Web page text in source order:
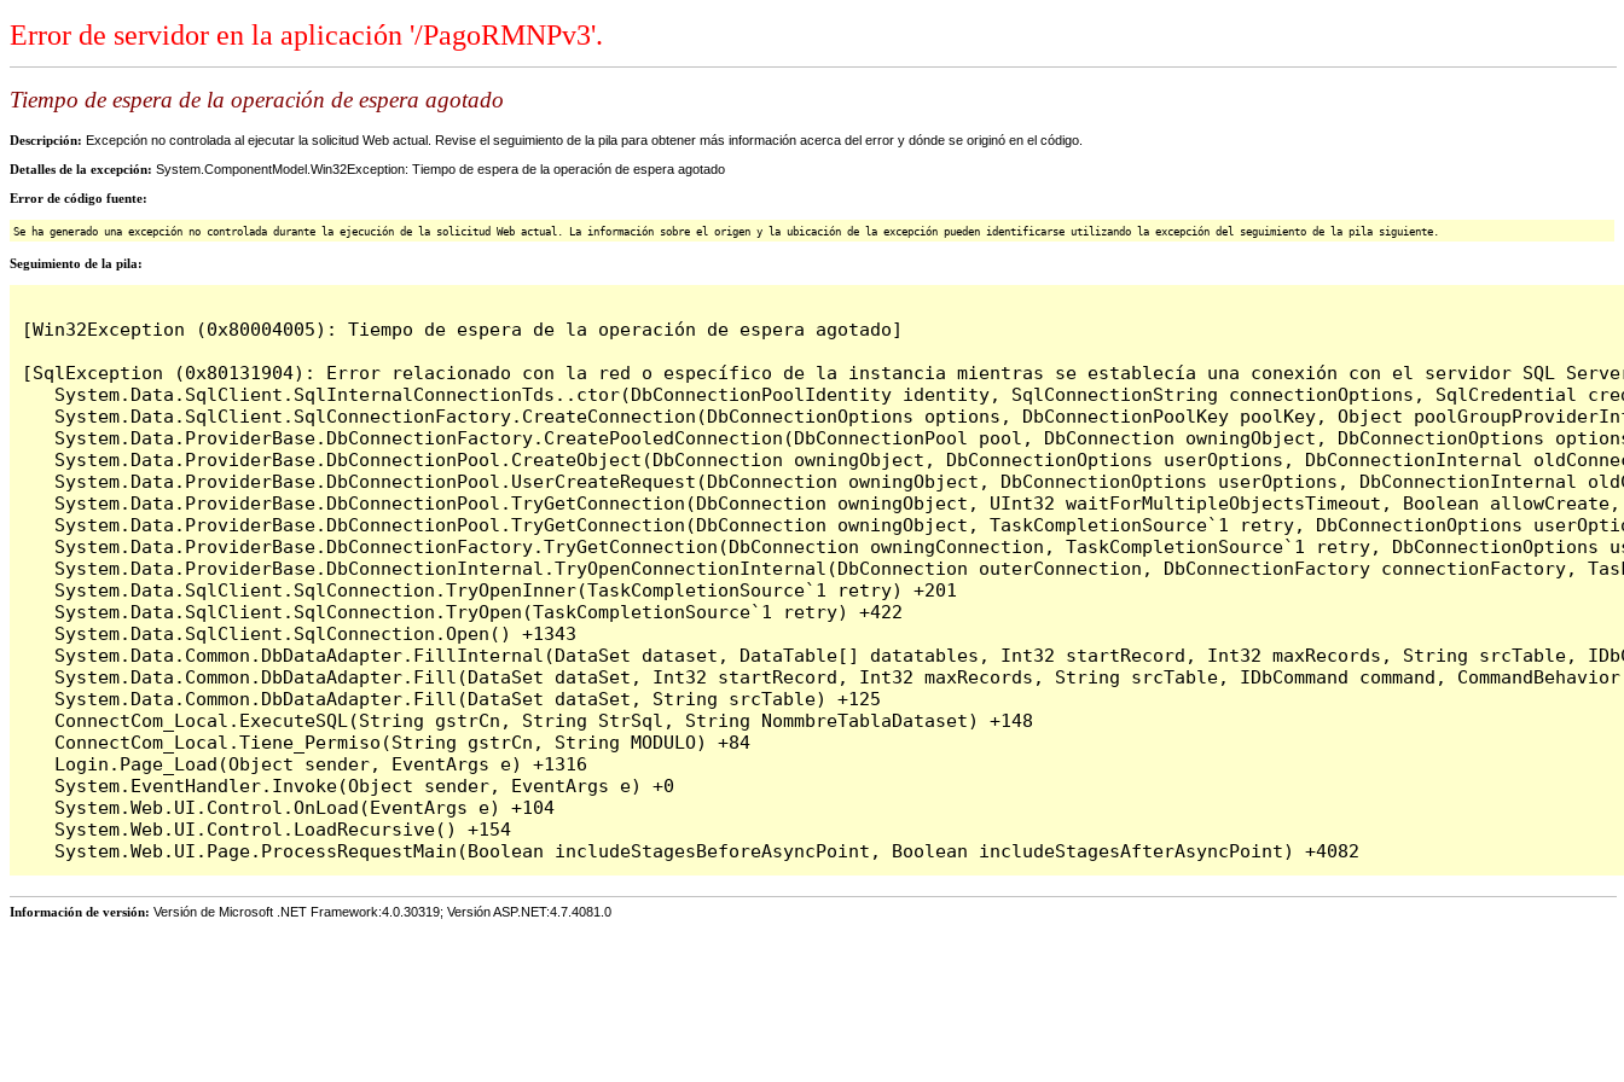
Error de servidor en la aplicación '/PagoRMNPv3'.
Tiempo de espera de la operación de espera agotado
Descripción: Excepción no controlada al ejecutar la solicitud Web actual. Revise el seguimiento de la pila para obtener más información acerca del error y dónde se originó en el código.
Detalles de la excepción: System.ComponentModel.Win32Exception: Tiempo de espera de la operación de espera agotado
Error de código fuente:
Se ha generado una excepción no controlada durante la ejecución de la solicitud Web actual. La información sobre el origen y la ubicación de la excepción pueden identificarse utilizando la excepción del seguimiento de la pila siguiente.
Seguimiento de la pila:
[Win32Exception (0x80004005): Tiempo de espera de la operación de espera agotado]
[SqlException (0x80131904): Error relacionado con la red o específico de la instancia mientras se establecía una conexión con el servidor SQL
System.Data.SqlClient.SqlInternalConnectionTds..ctor(DbConnectionPoolIdentity identity, SqlConnectionString connectionOptions, SqlCredential
System.Data.SqlClient.SqlConnectionFactory.CreateConnection(DbConnectionOptions options, DbConnectionPoolKey poolKey, Object
System.Data.ProviderBase.DbConnectionFactory.CreatePooledConnection(DbConnectionPool pool, DbConnection owningObject, DbConnectionOptions
System.Data.ProviderBase.DbConnectionPool.CreateObject(DbConnection owningObject, DbConnectionOptions userOptions, DbConnectionInternal
System.Data.ProviderBase.DbConnectionPool.UserCreateRequest(DbConnection owningObject, DbConnectionOptions userOptions, DbConnectionInternal
System.Data.ProviderBase.DbConnectionPool.TryGetConnection(DbConnection owningObject, UInt32 waitForMultipleObjectsTimeout, Boolean
System.Data.ProviderBase.DbConnectionPool.TryGetConnection(DbConnection owningObject, TaskCompletionSource`1 retry, DbConnectionOptions
System.Data.ProviderBase.DbConnectionFactory.TryGetConnection(DbConnection owningConnection, TaskCompletionSource`1 retry,
System.Data.ProviderBase.DbConnectionInternal.TryOpenConnectionInternal(DbConnection outerConnection, DbConnectionFactory connectionFactory,
   System.Data.SqlClient.SqlConnection.TryOpenInner(TaskCompletionSource`1 retry) +201
   System.Data.SqlClient.SqlConnection.TryOpen(TaskCompletionSource`1 retry) +422
   System.Data.SqlClient.SqlConnection.Open() +1343
System.Data.Common.DbDataAdapter.FillInternal(DataSet dataset, DataTable[] datatables, Int32 startRecord, Int32 maxRecords, String srcTable,
System.Data.Common.DbDataAdapter.Fill(DataSet dataSet, Int32 startRecord, Int32 maxRecords, String srcTable, IDbCommand command,
   System.Data.Common.DbDataAdapter.Fill(DataSet dataSet, String srcTable) +125
   ConnectCom_Local.ExecuteSQL(String gstrCn, String StrSql, String NommbreTablaDataset) +148
   ConnectCom_Local.Tiene_Permiso(String gstrCn, String MODULO) +84
   Login.Page_Load(Object sender, EventArgs e) +1316
   System.EventHandler.Invoke(Object sender, EventArgs e) +0
   System.Web.UI.Control.OnLoad(EventArgs e) +104
   System.Web.UI.Control.LoadRecursive() +154
Información de versión: Versión de Microsoft .NET Framework:4.0.30319; Versión ASP.NET:4.7.4081.0